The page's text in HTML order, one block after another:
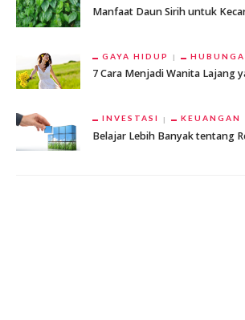
Manfaat Daun Sirih untuk
GAYA HIDUP
7 Cara Menjadi Wanita Lajang
INVESTASI KEUANGAN
Belajar Lebih Banyak tentang